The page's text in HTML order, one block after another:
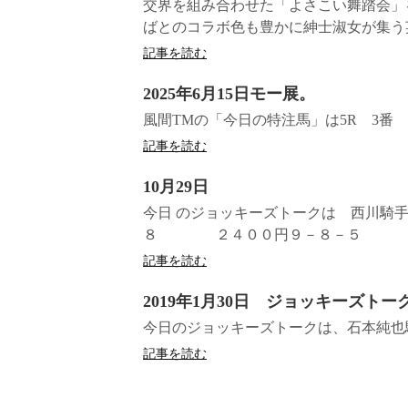
交界を組み合わせた「よさこい舞踏会
ばとのコラボ色も豊かに紳士淑女が集う
記事を読む
2025年6月15日モー展。
風間TMの「今日の特注馬」は5R 3番
記事を読む
10月29日
今日 のジョッキーズトークは 西川騎
８ ２４００円９－８－５
記事を読む
2019年1月30日 ジョッキーズトー
今日のジョッキーズトークは、石本純
記事を読む